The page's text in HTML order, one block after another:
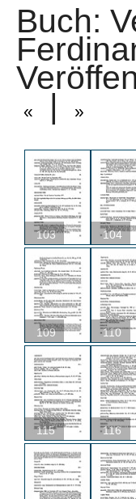
Buch:
« | »
103 104
109 110
115 116